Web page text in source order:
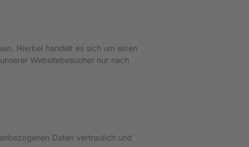
Hierbei handelt es sich um einen
Websitebesucher nur nach
Daten vertraulich und